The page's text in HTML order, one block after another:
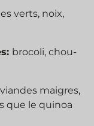
verts, noix,
brocoli, chou-
viandes maigres,
que le quinoa